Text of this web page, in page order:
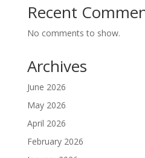
Recent
No comments to show.
Archives
June 2026
May 2026
April 2026
February 2026